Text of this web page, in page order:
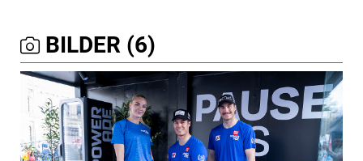
BILDER (6)